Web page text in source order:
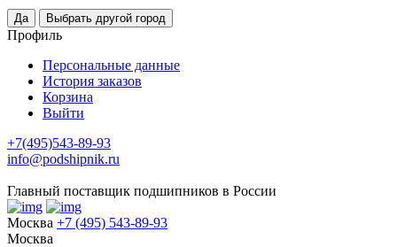
Профиль
Персональные данные
История заказов
Корзина
Выйти
+7(495)543-89-93
info@podshipnik.ru
Главный поставщик подшипников в России
Москва +7 (495) 543-89-93
Москва